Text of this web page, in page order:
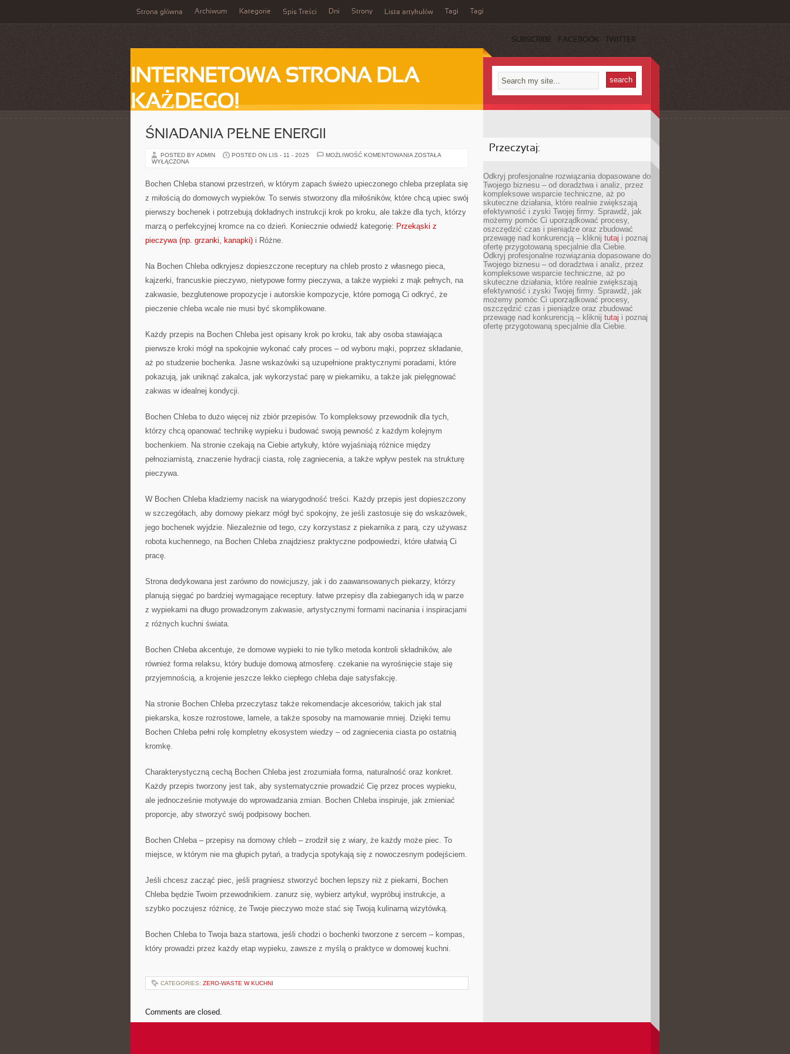
Strona główna Archiwum Kategorie Spis Treści Dni Strony Lista artykułów Tagi Tagi
SUBSCRIBE FACEBOOK TWITTER
INTERNETOWA STRONA DLA
KAŻDEGO!
ŚNIADANIA PEŁNE ENERGII
POSTED BY ADMIN POSTED ON LIS - 11 - 2025 MOŻLIWOŚĆ KOMENTOWANIA ŚNIADANIA
ZOSTAŁA
WYŁĄCZONA
Bochen Chleba stanowi przestrzeń, w którym zapach świeżo upieczonego chleba przeplata się
z miłością do domowych wypieków. To serwis stworzony dla miłośników, które chcą upiec swój
pierwszy bochenek i potrzebują dokładnych instrukcji krok po kroku, ale także dla tych, którzy
marzą o perfekcyjnej kromce na co dzień. Koniecznie odwiedź kategorię: Przekąski z
pieczywa (np. grzanki, kanapki) i Różne.
Na Bochen Chleba odkryjesz dopieszczone receptury na chleb prosto z własnego pieca,
kajzerki, francuskie pieczywo, nietypowe formy pieczywa, a także wypieki z mąk pełnych, na
zakwasie, bezglutenowe propozycje i autorskie kompozycje, które pomogą Ci odkryć, że
pieczenie chleba wcale nie musi być skomplikowane.
Każdy przepis na Bochen Chleba jest opisany krok po kroku, tak aby osoba stawiająca
pierwsze kroki mógł na spokojnie wykonać cały proces – od wyboru mąki, poprzez składanie,
aż po studzenie bochenka. Jasne wskazówki są uzupełnione praktycznymi poradami, które
pokazują, jak uniknąć zakalca, jak wykorzystać parę w piekarniku, a także jak pielęgnować
zakwas w idealnej kondycji.
Bochen Chleba to dużo więcej niż zbiór przepisów. To kompleksowy przewodnik dla tych,
którzy chcą opanować technikę wypieku i budować swoją pewność z każdym kolejnym
bochenkiem. Na stronie czekają na Ciebie artykuły, które wyjaśniają różnice między
pełnoziarnistą, znaczenie hydracji ciasta, rolę zagniecenia, a także wpływ pestek na strukturę
pieczywa.
W Bochen Chleba kładziemy nacisk na wiarygodność treści. Każdy przepis jest dopieszczony
w szczegółach, aby domowy piekarz mógł być spokojny, że jeśli zastosuje się do wskazówek,
jego bochenek wyjdzie. Niezależnie od tego, czy korzystasz z piekarnika z parą, czy używasz
robota kuchennego, na Bochen Chleba znajdziesz praktyczne podpowiedzi, które ułatwią Ci
pracę.
Strona dedykowana jest zarówno do nowicjuszy, jak i do zaawansowanych piekarzy, którzy
planują sięgać po bardziej wymagające receptury. łatwe przepisy dla zabieganych idą w parze
z wypiekami na długo prowadzonym zakwasie, artystycznymi formami nacinania i inspiracjami
z różnych kuchni świata.
Bochen Chleba akcentuje, że domowe wypieki to nie tylko metoda kontroli składników, ale
również forma relaksu, który buduje domową atmosferę. czekanie na wyrośnięcie staje się
przyjemnością, a krojenie jeszcze lekko ciepłego chleba daje satysfakcję.
Na stronie Bochen Chleba przeczytasz także rekomendacje akcesoriów, takich jak stal
piekarska, kosze rozrostowe, lamele, a także sposoby na marnowanie mniej. Dzięki temu
Bochen Chleba pełni rolę kompletny ekosystem wiedzy – od zagniecenia ciasta po ostatnią
kromkę.
Charakterystyczną cechą Bochen Chleba jest zrozumiała forma, naturalność oraz konkret.
Każdy przepis tworzony jest tak, aby systematycznie prowadzić Cię przez proces wypieku,
ale jednocześnie motywuje do wprowadzania zmian. Bochen Chleba inspiruje, jak zmieniać
proporcje, aby stworzyć swój podpisowy bochen.
Bochen Chleba – przepisy na domowy chleb – zrodził się z wiary, że każdy może piec. To
miejsce, w którym nie ma głupich pytań, a tradycja spotykają się z nowoczesnym podejściem.
Jeśli chcesz zacząć piec, jeśli pragniesz stworzyć bochen lepszy niż z piekarni, Bochen
Chleba będzie Twoim przewodnikiem. zanurz się, wybierz artykuł, wypróbuj instrukcje, a
szybko poczujesz różnicę, że Twoje pieczywo może stać się Twoją kulinarną wizytówką.
Bochen Chleba to Twoja baza startowa, jeśli chodzi o bochenki tworzone z sercem – kompas,
który prowadzi przez każdy etap wypieku, zawsze z myślą o praktyce w domowej kuchni.
CATEGORIES: ZERO-WASTE W KUCHNI
Comments are closed.
Przeczytaj:
Odkryj profesjonalne rozwiązania dopasowane do
Twojego biznesu – od doradztwa i analiz, przez
kompleksowe wsparcie techniczne, aż po
skuteczne działania, które realnie zwiększają
efektywność i zyski Twojej firmy. Sprawdź, jak
możemy pomóc Ci uporządkować procesy,
oszczędzić czas i pieniądze oraz zbudować
przewagę nad konkurencją – kliknij tutaj i poznaj
ofertę przygotowaną specjalnie dla Ciebie.
Odkryj profesjonalne rozwiązania dopasowane do
Twojego biznesu – od doradztwa i analiz, przez
kompleksowe wsparcie techniczne, aż po
skuteczne działania, które realnie zwiększają
efektywność i zyski Twojej firmy. Sprawdź, jak
możemy pomóc Ci uporządkować procesy,
oszczędzić czas i pieniądze oraz zbudować
przewagę nad konkurencją – kliknij tutaj i poznaj
ofertę przygotowaną specjalnie dla Ciebie.